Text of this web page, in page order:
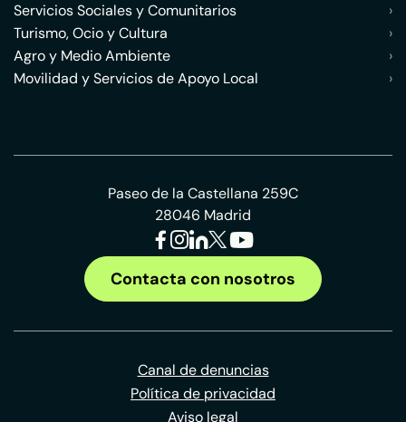
Servicios Sociales y Comunitarios
›
Turismo, Ocio y Cultura
›
Agro y Medio Ambiente
›
Movilidad y Servicios de Apoyo Local
›
Paseo de la Castellana 259C
28046 Madrid
Contacta con nosotros
Canal de denuncias
Política de privacidad
Aviso legal